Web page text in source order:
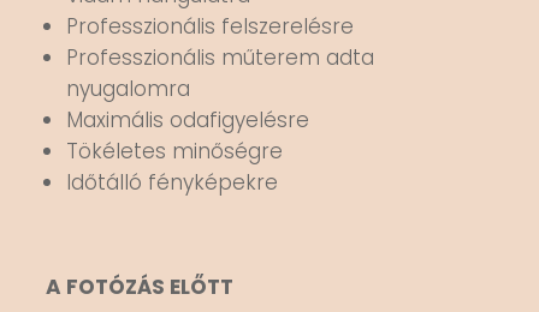
Professzionális felszerelésre
Professzionális műterem adta
nyugalomra
Maximális odafigyelésre
Tökéletes minőségre
Időtálló fényképekre
A FOTÓZÁS ELŐTT